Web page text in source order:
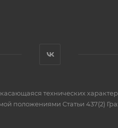
технических
положениями Статьи 437(2)